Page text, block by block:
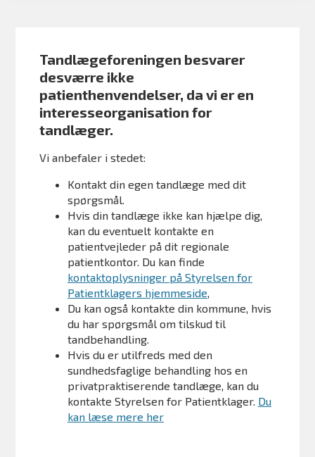
Tandlægeforeningen besvarer
desværre ikke
patienthenvendelser, da vi er en
interesseorganisation for
tandlæger.
Vi anbefaler i stedet:
Kontakt din egen tandlæge med dit
spørgsmål.
Hvis din tandlæge ikke kan hjælpe dig,
kan du eventuelt kontakte en
patientvejleder på dit regionale
patientkontor. Du kan finde
kontaktoplysninger på Styrelsen for
Patientklagers hjemmeside,
Du kan også kontakte din kommune, hvis
du har spørgsmål om tilskud til
tandbehandling.
Hvis du er utilfreds med den
sundhedsfaglige behandling hos en
privatpraktiserende tandlæge, kan du
kontakte Styrelsen for Patientklager. Du
kan læse mere her